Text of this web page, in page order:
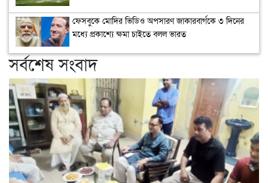
ফেসবুকে মোদির ভিডিও অপসারণ জাকারবার্গকে ৩ দিনের
মধ্যে প্রকাশ্যে ক্ষমা চাইতে বলল ভারত
সর্বশেষ সংবাদ